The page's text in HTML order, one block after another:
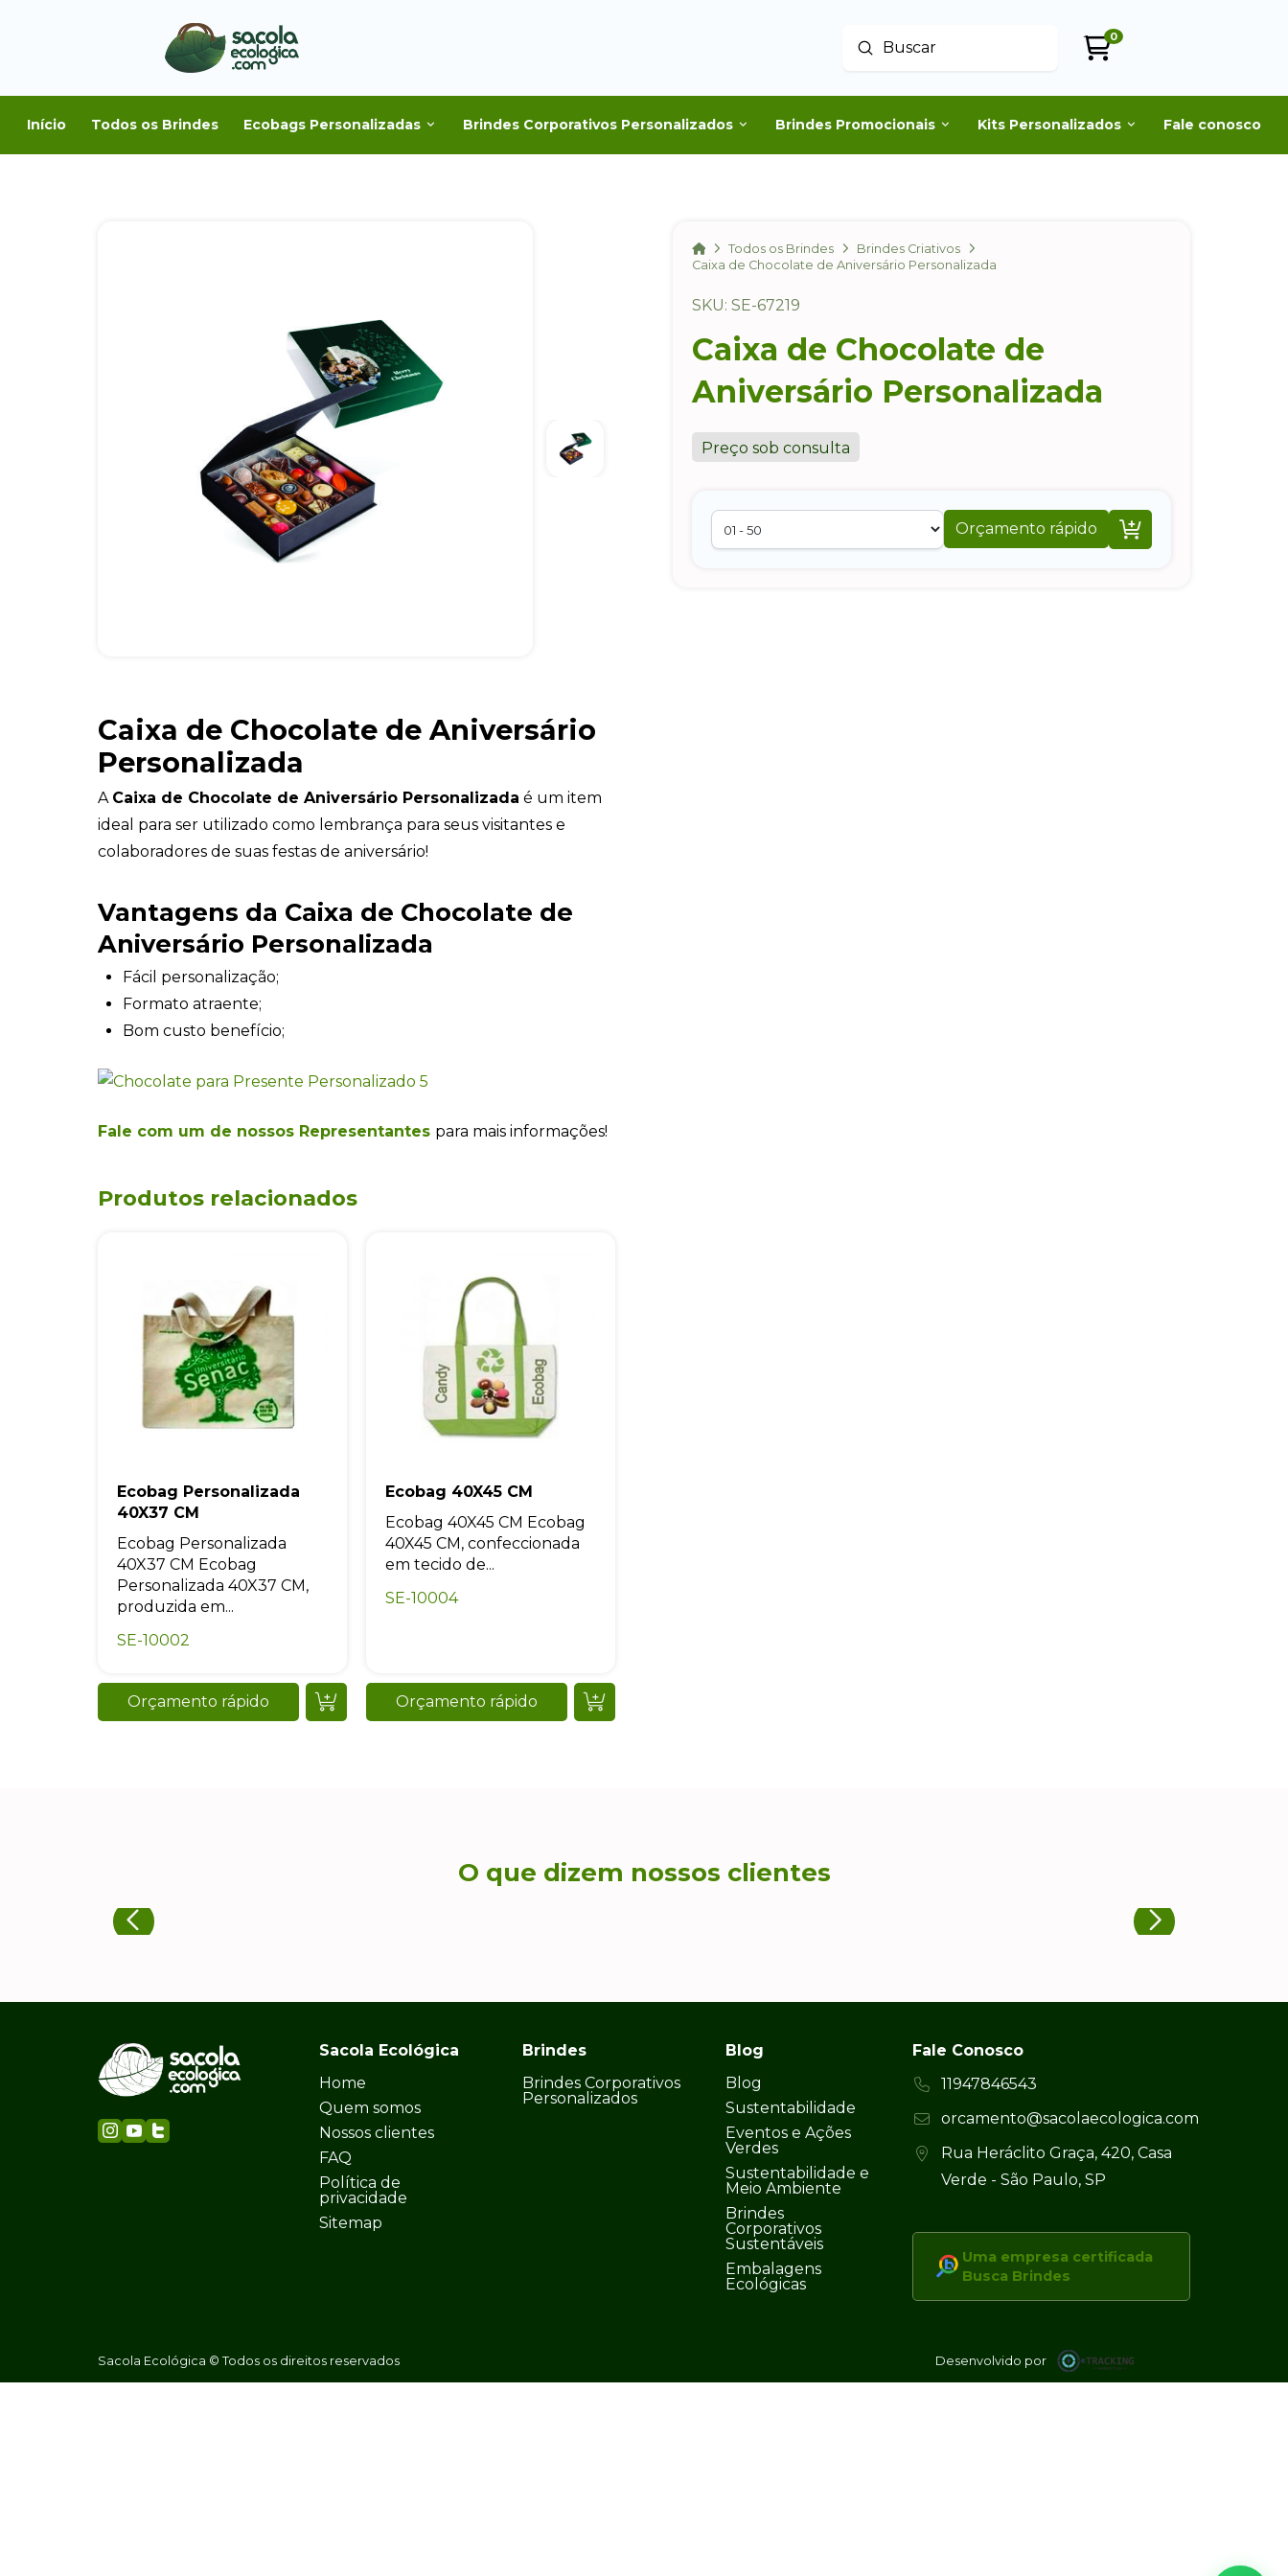
Buscar
Enviar
0
Início Todos os Brindes Ecobags Personalizadas Brindes Corporativos Personalizados Brindes Promocionais Kits Personalizados Fale conosco
HomeTodos os Brindes
Brindes Criativos
Caixa de Chocolate de Aniversário Personalizada
SKU: SE-67219
Caixa de Chocolate de
Aniversário Personalizada
Preço sob consulta
Orçamento rápido 
Caixa de Chocolate de Aniversário
Personalizada
A Caixa de Chocolate de Aniversário Personalizada é um item
ideal para ser utilizado como lembrança para seus visitantes e
colaboradores de suas festas de aniversário!
Vantagens da Caixa de Chocolate de
Aniversário Personalizada
Fácil personalização;
Formato atraente;
Bom custo benefício;
Fale com um de nossos Representantes para mais informações!
Produtos relacionados
Ecobag Personalizada
40X37 CM
Ecobag Personalizada
40X37 CM Ecobag
Personalizada 40X37 CM,
produzida em...
SE-10002
Orçamento rápido
Ecobag 40X45 CM
Ecobag 40X45 CM Ecobag
40X45 CM, confeccionada
em tecido de...
SE-10004
Orçamento rápido
O que dizem nossos clientes
Sacola Ecológica
Home
Quem somos
Nossos clientes
FAQ
Política de
privacidade
Sitemap
Brindes
Brindes Corporativos
Personalizados
Blog
Blog
Sustentabilidade
Eventos e Ações
Verdes
Sustentabilidade e
Meio Ambiente
Brindes
Corporativos
Sustentáveis
Embalagens
Ecológicas
Fale Conosco
11947846543
orcamento@sacolaecologica.com
Rua Heráclito Graça, 420, Casa
Verde - São Paulo, SP
Uma empresa certificada
Busca Brindes
Sacola Ecológica © Todos os direitos reservados Desenvolvido por
privacidade, utilizaremos seus dados apenas para fins de
momento.